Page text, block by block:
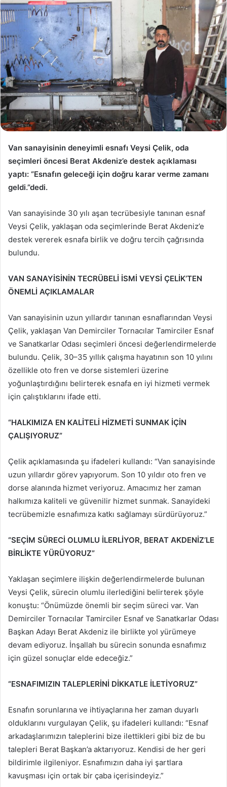
Van sanayisinin deneyimli esnafı Veysi Çelik, oda
seçimleri öncesi Berat Akdeniz’e destek açıklaması
yaptı: “Esnafın geleceği için doğru karar verme zamanı
geldi.”dedi.
Van sanayisinde 30 yılı aşan tecrübesiyle tanınan esnaf
Veysi Çelik, yaklaşan oda seçimlerinde Berat Akdeniz’e
destek vererek esnafa birlik ve doğru tercih çağrısında
bulundu.
VAN SANAYİSİNİN TECRÜBELİ İSMİ VEYSİ ÇELİK’TEN
ÖNEMLİ AÇIKLAMALAR
Van sanayisinin uzun yıllardır tanınan esnaflarından Veysi
Çelik, yaklaşan Van Demirciler Tornacılar Tamirciler Esnaf
ve Sanatkarlar Odası seçimleri öncesi değerlendirmelerde
bulundu. Çelik, 30–35 yıllık çalışma hayatının son 10 yılını
özellikle oto fren ve dorse sistemleri üzerine
yoğunlaştırdığını belirterek esnafa en iyi hizmeti vermek
için çalıştıklarını ifade etti.
“HALKIMIZA EN KALİTELİ HİZMETİ SUNMAK İÇİN
ÇALIŞIYORUZ”
Çelik açıklamasında şu ifadeleri kullandı: “Van sanayisinde
uzun yıllardır görev yapıyorum. Son 10 yıldır oto fren ve
dorse alanında hizmet veriyoruz. Amacımız her zaman
halkımıza kaliteli ve güvenilir hizmet sunmak. Sanayideki
tecrübemizle esnafımıza katkı sağlamayı sürdürüyoruz.”
“SEÇİM SÜRECİ OLUMLU İLERLİYOR, BERAT AKDENİZ’LE
BİRLİKTE YÜRÜYORUZ”
Yaklaşan seçimlere ilişkin değerlendirmelerde bulunan
Veysi Çelik, sürecin olumlu ilerlediğini belirterek şöyle
konuştu: “Önümüzde önemli bir seçim süreci var. Van
Demirciler Tornacılar Tamirciler Esnaf ve Sanatkarlar Odası
Başkan Adayı Berat Akdeniz ile birlikte yol yürümeye
devam ediyoruz. İnşallah bu sürecin sonunda esnafımız
için güzel sonuçlar elde edeceğiz.”
“ESNAFIMIZIN TALEPLERİNİ DİKKATLE İLETİYORUZ”
Esnafın sorunlarına ve ihtiyaçlarına her zaman duyarlı
olduklarını vurgulayan Çelik, şu ifadeleri kullandı: “Esnaf
arkadaşlarımızın taleplerini bize ilettikleri gibi biz de bu
talepleri Berat Başkan’a aktarıyoruz. Kendisi de her geri
bildirimle ilgileniyor. Esnafımızın daha iyi şartlara
kavuşması için ortak bir çaba içerisindeyiz.”